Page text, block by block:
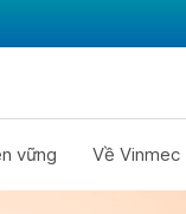
vững Về Vinmec